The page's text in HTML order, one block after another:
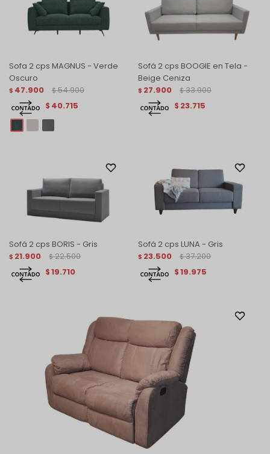
Sofa 2 cps MAGNUS - Verde
Oscuro
$ 47.900 $ 54.900
$ 40.715
Sofá 2 cps BOOGIE en Tela -
Beige Ceniza
$ 27.900 $ 33.900
$ 23.715
Sofá 2 cps BORIS - Gris
$ 21.900 $ 22.500
$19.710
Sofá 2 cps LUNA - Gris
$ 23.500 $ 37.200
$19.975